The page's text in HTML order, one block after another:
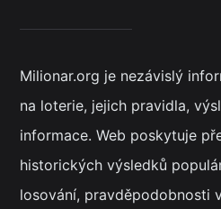
Milionar.org je nezávislý
na loterie, jejich pravidla,
informace. Web poskytuje
historických výsledků
losování, pravděpodobnosti